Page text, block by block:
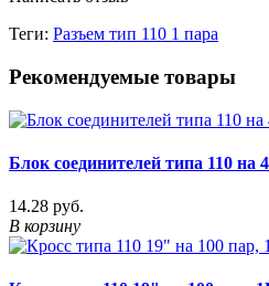
Теги: Разъем тип 110 1 пара
Рекомендуемые товары
Блок соединителей типа 110 на
14.28 руб.
В корзину